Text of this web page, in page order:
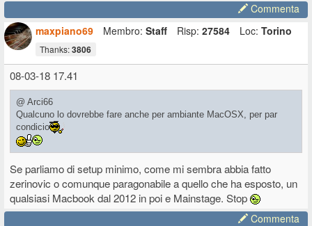
gestione attività>avvio disabilitare le applicazioni in background che
non servono (disinstallare eventualmente)
digitare msconfig in cortana>servizi>spuntare "nascondi tutti i servizi
Microsoft"> disabilitare quello che viene visualizzato
valutare, se lasciare attivata qualche applicazione utili di basso
In questo
Indicazioni da seguire anche
Se vogliamo utilizzare asio4all o wasapi.
Che sconsiglio perché comunque lega l'utilizzo di Windows.
Controllare la latenza del sistema con latency mon.
e eventualmente, intervenire su cosa la provoca.
Commenta
maxpiano69
Membro: Staff Risp: 27584 Loc: Torino
Thanks:3806
08-03-18 17.41
@ Arci66
Qualcuno lo dovrebbe fare anche per ambiante MacOSX, per par
condicio
Se parliamo di setup minimo, come mi sembra abbia fatto
zerinovic o comunque paragonabile a quello che ha esposto, un
qualsiasi Macbook dal 2012 in poi e Mainstage. Stop
Commenta